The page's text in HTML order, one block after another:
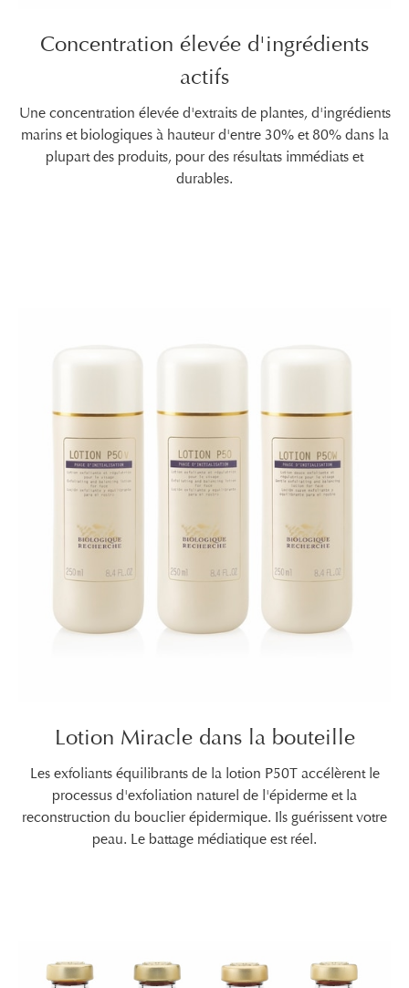
Concentration élevée d'ingrédients
actifs
Une concentration élevée d'extraits de plantes, d'ingrédients
marins et biologiques à hauteur d'entre 30% et 80% dans la
plupart des produits, pour des résultats immédiats et
durables.
Lotion Miracle dans la bouteille
Les exfoliants équilibrants de la lotion P50T accélèrent le
processus d'exfoliation naturel de l'épiderme et la
reconstruction du bouclier épidermique. Ils guérissent votre
peau. Le battage médiatique est réel.